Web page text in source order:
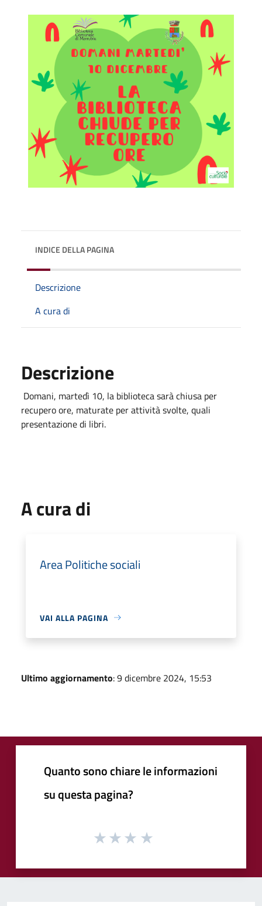
INDICE DELLA PAGINA
Descrizione
A cura di
Descrizione
Domani, martedì 10, la biblioteca sarà chiusa per
recupero ore, maturate per attività svolte, quali
presentazione di libri.
A cura di
Area Politiche sociali
VAI ALLA PAGINA
Ultimo aggiornamento: 9 dicembre 2024, 15:53
Quanto sono chiare le informazioni
su questa pagina?